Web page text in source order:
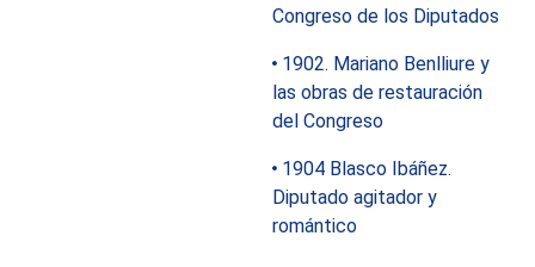
Congreso de los Diputados
1902. Mariano Benlliure y
las obras de restauración
del Congreso
1904 Blasco Ibáñez.
Diputado agitador y
romántico